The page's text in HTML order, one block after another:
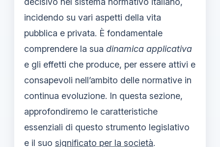
incidendo su vari aspetti della vita
pubblica e privata. È fondamentale
comprendere la sua dinamica applicativa
e gli effetti che produce, per essere attivi e
consapevoli nell’ambito delle normative in
continua evoluzione. In questa sezione,
approfondiremo le caratteristiche
essenziali di questo strumento legislativo
e il suo significato per la società.